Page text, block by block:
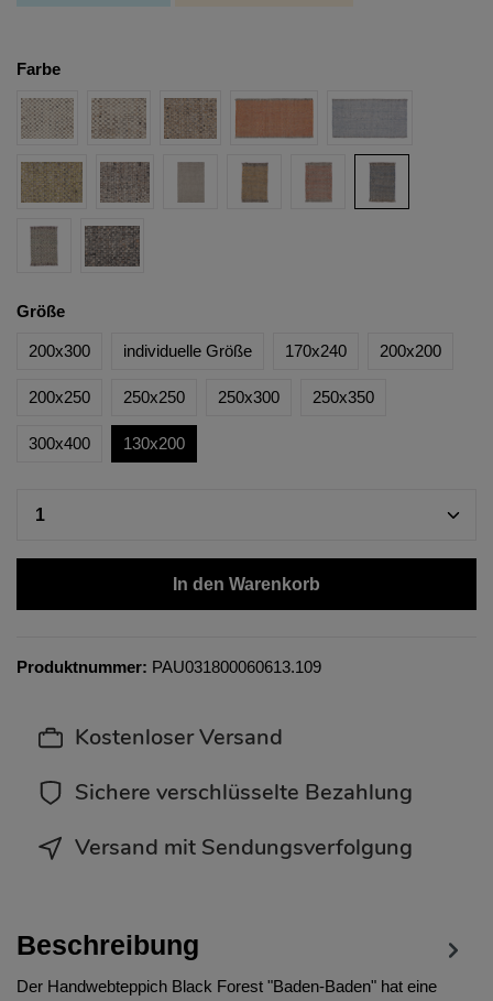
Farbe
Größe
200x300 individuelle Größe 170x240 200x200
200x250 250x250 250x300 250x350
300x400 130x200
In den Warenkorb
Produktnummer: PAU031800060613.109
Kostenloser Versand
Sichere verschlüsselte Bezahlung
Versand mit Sendungsverfolgung
Beschreibung
Der Handwebteppich Black Forest "Baden-Baden" hat eine